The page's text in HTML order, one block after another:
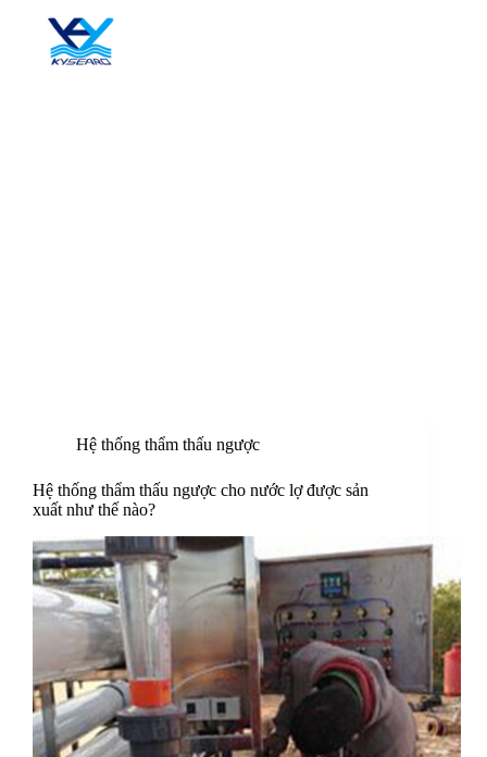
Hệ thống thẩm thấu ngược
Hệ thống thẩm thấu ngược cho nước lợ được sản
xuất như thế nào?